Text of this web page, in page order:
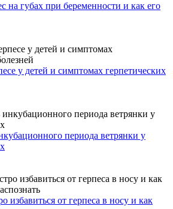
на губах при беременности и как его
у детей и симптомах герпетических
периода ветрянки у
избавиться от герпеса в носу и как